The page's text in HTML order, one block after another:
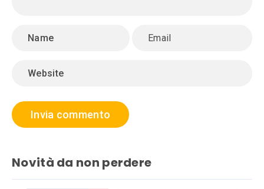
Novità da non perdere